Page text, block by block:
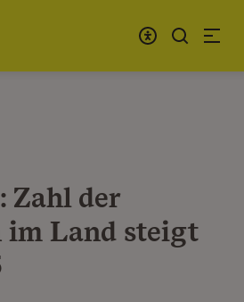
Zahl der
Land steigt